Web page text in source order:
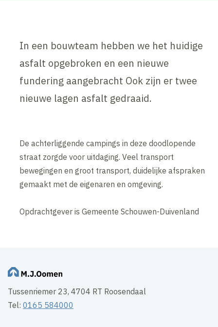
In een bouwteam hebben we het huidige
asfalt opgebroken en een nieuwe
fundering aangebracht Ook zijn er twee
nieuwe lagen asfalt gedraaid.
De achterliggende campings in deze doodlopende
straat zorgde voor uitdaging. Veel transport
bewegingen en groot transport, duidelijke afspraken
gemaakt met de eigenaren en omgeving.
Opdrachtgever is Gemeente Schouwen-Duivenland
Tussenriemer 23, 4704 RT Roosendaal
Tel:0165 584000